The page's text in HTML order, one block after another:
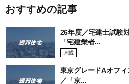
おすすめの記事
26年度／宅建士試
「宅建業者...
連載
東京グレードAオフ
／「京...